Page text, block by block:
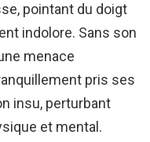
pointant du doigt
indolore. Sans son
menace
pris ses
insu, perturbant
et mental.